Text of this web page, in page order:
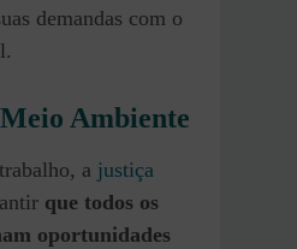
demandas com o
Ambiente
a justiça
que todos os
oportunidades